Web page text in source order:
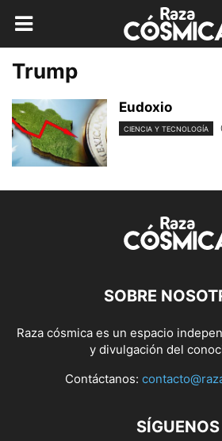
Trump
Eudoxio
CIENCIA Y TECNOLOGÍA
SOBRE
Raza cósmica es un espacio
y divulgación del
Contáctanos:
SÍGUENOS